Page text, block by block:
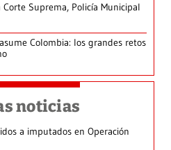
Suprema, Policía Municipal
Colombia: los grandes retos
noticias
a imputados en Operación